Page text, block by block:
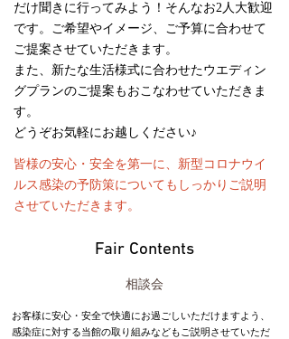
だけ聞きに行ってみよう！そんなお2人大歓迎
です。ご希望やイメージ、ご予算に合わせて
ご提案させていただきます。
また、新たな生活様式に合わせたウエディン
グプランのご提案もおこなわせていただきま
す。
どうぞお気軽にお越しください♪
皆様の安心・安全を第一に、新型コロナウイ
ルス感染の予防策についてもしっかりご説明
させていただきます。
Fair Contents
相談会
お客様に安心・安全で快適にお過ごしいただけますよう、
感染症に対する当館の取り組みなどもご説明させていただ